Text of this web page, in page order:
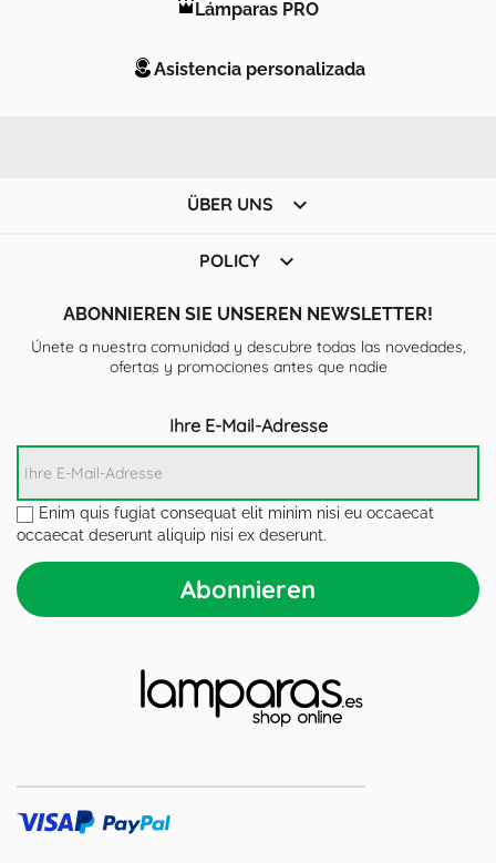
Lámparas PRO
Asistencia personalizada
ÜBER UNS 
POLICY 
ABONNIEREN SIE UNSEREN NEWSLETTER!
Únete a nuestra comunidad y descubre todas las novedades,
ofertas y promociones antes que nadie
Ihre E-Mail-Adresse
Enim quis fugiat consequat elit minim nisi eu occaecat
occaecat deserunt aliquip nisi ex deserunt.